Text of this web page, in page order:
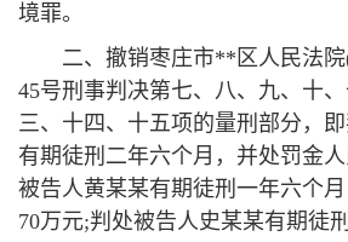
境罪。
二、撤销枣庄市**区人民法院
45号刑事判决第七、八、九、十
三、十四、十五项的量刑部分，
有期徒刑二年六个月，并处罚金
被告人黄某某有期徒刑一年六个
70万元;判处被告人史某某有期徒